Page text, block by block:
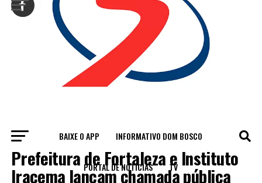
BAIXE O APP INFORMATIVO DOM BOSCO
PORTAL DE NOTÍCIAS TV
LEGADO
Prefeitura de Fortaleza e Instituto
Iracema lançam chamada pública